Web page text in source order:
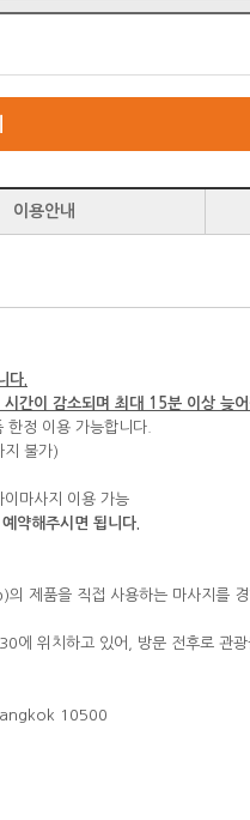
이용안내
다.
간이 감소되며 최대 15분 이상 늦
정 이용 가능합니다.
지 불가)
마사지 이용 가능
약해주시면 됩니다.
제품을 직접 사용하는 마사지를
위치하고 있어, 방문 전후로 관광
10500